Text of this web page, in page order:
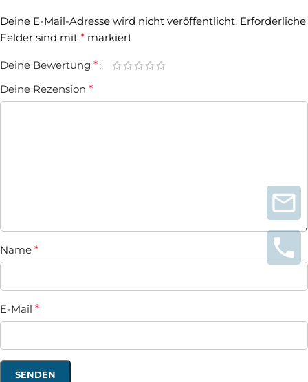
Deine E-Mail-Adresse wird nicht veröffentlicht. Erforderliche
Felder sind mit * markiert
Deine Bewertung *
Deine Rezension *
Name *
E-Mail *